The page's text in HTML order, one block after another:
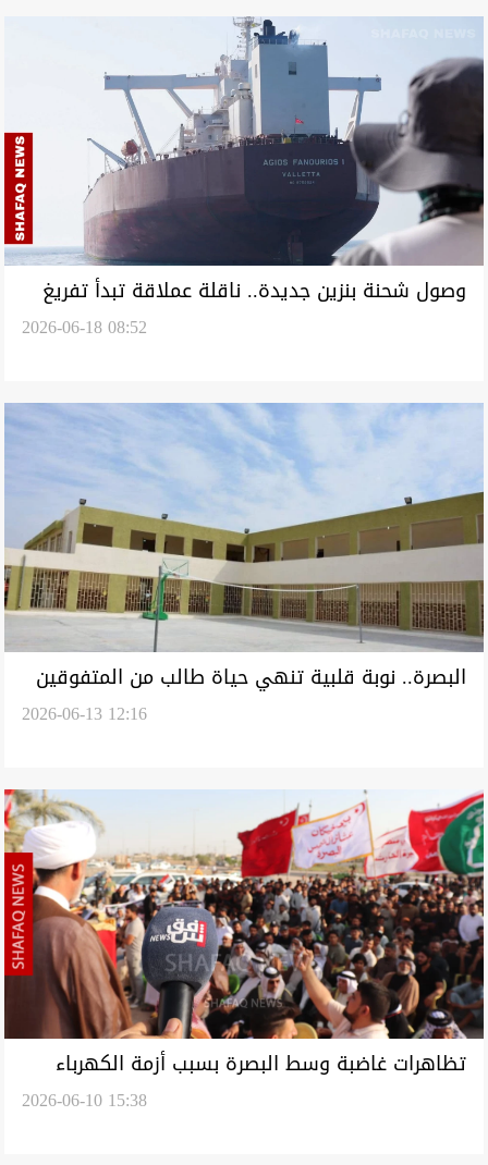
وصول شحنة بنزين جديدة.. ناقلة عملاقة تبدأ تفريغ
2026-06-18 08:52
البصرة.. نوبة قلبية تنهي حياة طالب من المتفوقين
2026-06-13 12:16
تظاهرات غاضبة وسط البصرة بسبب أزمة الكهرباء
ودخول المحافظة نظام البرمجة (فيديو)2026-06-10 15:38